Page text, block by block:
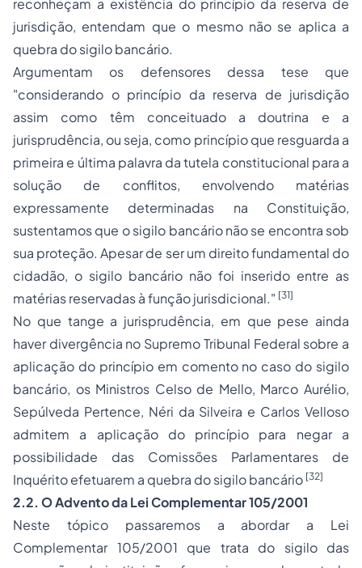
reconheçam a existência do princípio da reserva de
jurisdição, entendam que o mesmo não se aplica a
quebra do sigilo bancário.
Argumentam os defensores dessa tese que
"considerando o princípio da reserva de jurisdição
assim como têm conceituado a doutrina e a
jurisprudência, ou seja, como princípio que resguarda a
primeira e última palavra da tutela constitucional para a
solução de conflitos, envolvendo matérias
expressamente determinadas na Constituição,
sustentamos que o sigilo bancário não se encontra sob
sua proteção. Apesar de ser um direito fundamental do
cidadão, o sigilo bancário não foi inserido entre as
matérias reservadas à função jurisdicional." [31]
No que tange a jurisprudência, em que pese ainda
haver divergência no Supremo Tribunal Federal sobre a
aplicação do princípio em comento no caso do sigilo
bancário, os Ministros Celso de Mello, Marco Aurélio,
Sepúlveda Pertence, Néri da Silveira e Carlos Velloso
admitem a aplicação do princípio para negar a
possibilidade das Comissões Parlamentares de
Inquérito efetuarem a quebra do sigilo bancário [32]
2.2. O Advento da Lei Complementar 105/2001
Neste tópico passaremos a abordar a Lei
Complementar 105/2001 que trata do sigilo das